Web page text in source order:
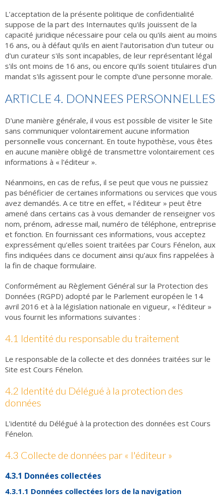
L'acceptation de la présente politique de confidentialité
suppose de la part des Internautes qu'ils jouissent de la
capacité juridique nécessaire pour cela ou qu'ils aient au moins
16 ans, ou à défaut qu'ils en aient l'autorisation d'un tuteur ou
d'un curateur s'ils sont incapables, de leur représentant légal
s'ils ont moins de 16 ans, ou encore qu'ils soient titulaires d'un
mandat s'ils agissent pour le compte d'une personne morale.
ARTICLE 4. DONNEES PERSONNELLES
D'une manière générale, il vous est possible de visiter le Site
sans communiquer volontairement aucune information
personnelle vous concernant. En toute hypothèse, vous êtes
en aucune manière obligé de transmettre volontairement ces
informations à « l'éditeur ».
Néanmoins, en cas de refus, il se peut que vous ne puissiez
pas bénéficier de certaines informations ou services que vous
avez demandés. A ce titre en effet, « l'éditeur » peut être
amené dans certains cas à vous demander de renseigner vos
nom, prénom, adresse mail, numéro de téléphone, entreprise
et fonction. En fournissant ces informations, vous acceptez
expressément qu'elles soient traitées par Cours Fénelon, aux
fins indiquées dans ce document ainsi qu'aux fins rappelées à
la fin de chaque formulaire.
Conformément au Règlement Général sur la Protection des
Données (RGPD) adopté par le Parlement européen le 14
avril 2016 et à la législation nationale en vigueur, « l'éditeur »
vous fournit les informations suivantes :
4.1 Identité du responsable du traitement
Le responsable de la collecte et des données traitées sur le
Site est Cours Fénelon.
4.2 Identité du Délégué à la protection des
données
L'identité du Délégué à la protection des données est Cours
Fénelon.
4.3 Collecte de données par « l'éditeur »
4.3.1 Données collectées
4.3.1.1 Données collectées lors de la navigation